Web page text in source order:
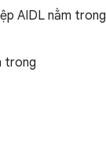
AIDL nằm trong
trong